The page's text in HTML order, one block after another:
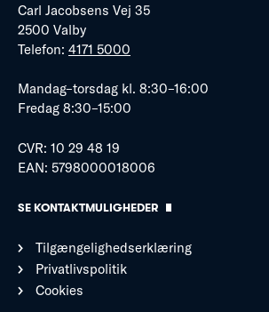
Carl Jacobsens Vej 35
2500 Valby
Telefon: 4171 5000
Mandag–torsdag kl. 8:30–16:00
Fredag 8:30–15:00
CVR: 10 29 48 19
EAN: 5798000018006
SE KONTAKTMULIGHEDER
Tilgængelighedserklæring
Privatlivspolitik
Cookies